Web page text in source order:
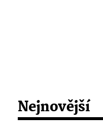
Nejnovější